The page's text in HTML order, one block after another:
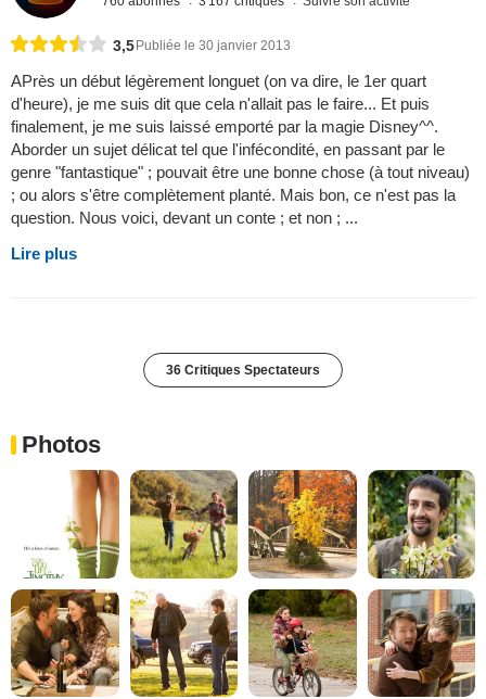
3,5 Publiée le 30 janvier 2013
APrès un début légèrement longuet (on va dire, le 1er quart
d'heure), je me suis dit que cela n'allait pas le faire... Et puis
finalement, je me suis laissé emporté par la magie Disney^^.
Aborder un sujet délicat tel que l'infécondité, en passant par le
genre "fantastique" ; pouvait être une bonne chose (à tout niveau)
; ou alors s'être complètement planté. Mais bon, ce n'est pas la
question. Nous voici, devant un conte ; et non ; ...
Lire plus
36 Critiques Spectateurs
Photos